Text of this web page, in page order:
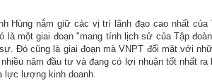
Hùng nắm giữ các vị trí lãnh đạo cao nhất
là một giai đoạn "mang tính lịch sử của Tập
Đó cũng là giai đoạn mà VNPT đối mặt với
năm đầu tư và đang có lợi nhuận tốt nhất
lực lượng kinh doanh.